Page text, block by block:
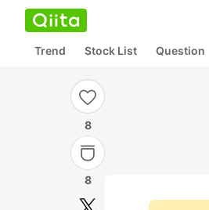
Trend Stock List Question
8
8